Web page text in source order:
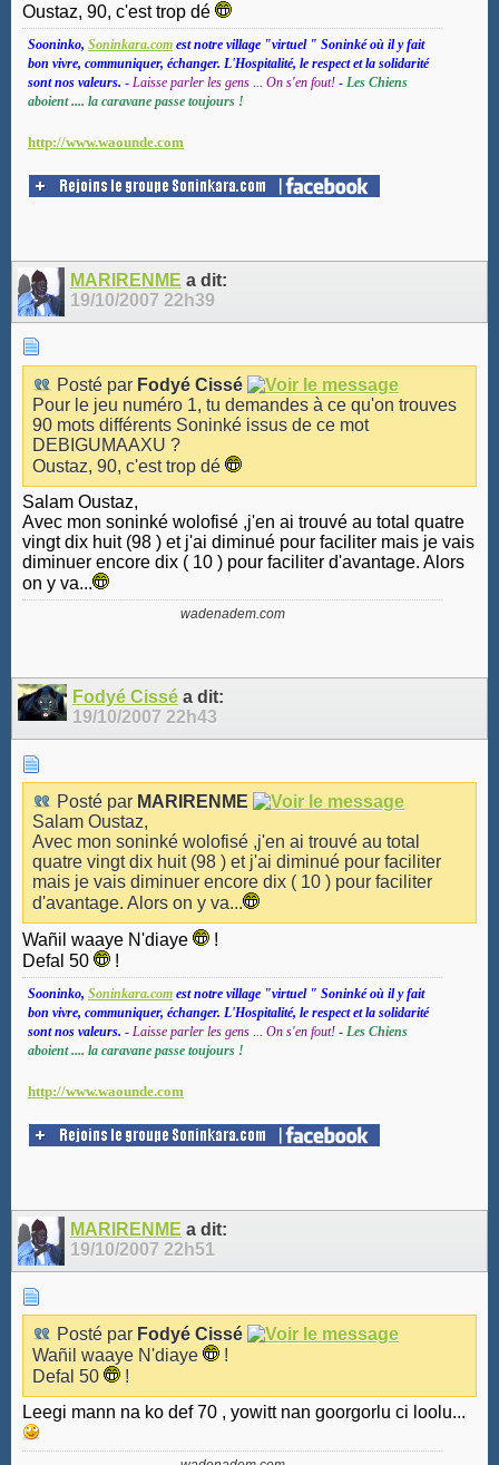
Oustaz, 90, c'est trop dé
Sooninko, Soninkara.com est notre village "virtuel " Soninké où il y fait
bon vivre, communiquer, échanger. L'Hospitalité, le respect et la solidarité
sont nos valeurs. - Laisse parler les gens ... On s'en fout! - Les Chiens
aboient .... la caravane passe toujours !
http://www.waounde.com
MARIRENME a dit:
19/10/2007 22h39
Posté par Fodyé Cissé
Pour le jeu numéro 1, tu demandes à ce qu'on trouves
90 mots différents Soninké issus de ce mot
DEBIGUMAAXU ?
Oustaz, 90, c'est trop dé
Salam Oustaz,
Avec mon soninké wolofisé ,j'en ai trouvé au total quatre
vingt dix huit (98 ) et j'ai diminué pour faciliter mais je vais
diminuer encore dix ( 10 ) pour faciliter d'avantage. Alors
on y va...
wadenadem.com
Fodyé Cissé a dit:
19/10/2007 22h43
Posté par MARIRENME
Salam Oustaz,
Avec mon soninké wolofisé ,j'en ai trouvé au total
quatre vingt dix huit (98 ) et j'ai diminué pour faciliter
mais je vais diminuer encore dix ( 10 ) pour faciliter
d'avantage. Alors on y va...
Wañil waaye N'diaye
!
Defal 50
!
Sooninko, Soninkara.com est notre village "virtuel " Soninké où il y fait
bon vivre, communiquer, échanger. L'Hospitalité, le respect et la solidarité
sont nos valeurs. - Laisse parler les gens ... On s'en fout! - Les Chiens
aboient .... la caravane passe toujours !
http://www.waounde.com
MARIRENME a dit:
19/10/2007 22h51
Posté par Fodyé Cissé
Wañil waaye N'diaye
!
Defal 50
!
Leegi mann na ko def 70 , yowitt nan goorgorlu ci loolu...